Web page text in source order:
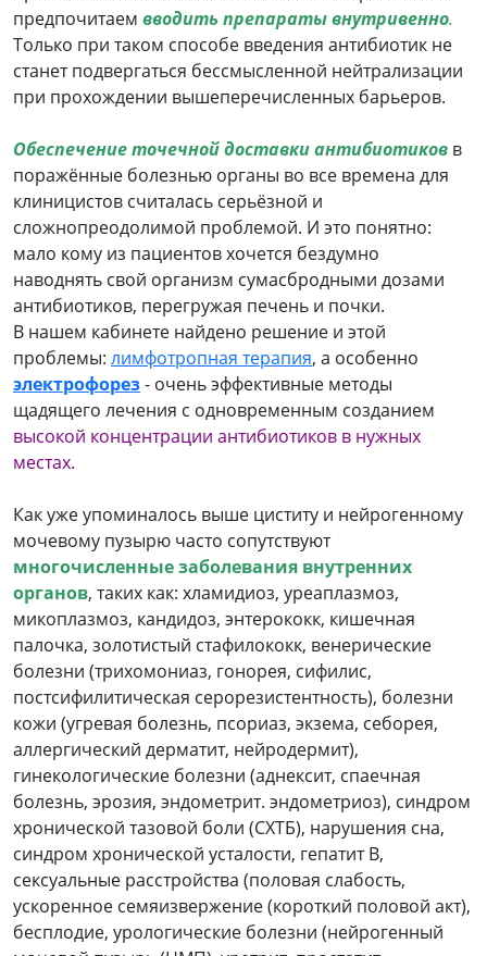
предпочитаем вводить препараты внутривенно.
Только при таком способе введения антибиотик не
станет подвергаться бессмысленной нейтрализации
при прохождении вышеперечисленных барьеров.
Обеспечение точечной доставки антибиотиков в
поражённые болезнью органы во все времена для
клиницистов считалась серьёзной и
сложнопреодолимой проблемой. И это понятно:
мало кому из пациентов хочется бездумно
наводнять свой организм сумасбродными дозами
антибиотиков, перегружая печень и почки.
В нашем кабинете найдено решение и этой
проблемы: лимфотропная терапия, а особенно
электрофорез- очень эффективные методы
щадящего лечения с одновременным созданием
высокой концентрации антибиотиков в нужных
местах.
Как уже упоминалось выше циститу и нейрогенному
мочевому пузырю часто сопутствуют
многочисленные заболевания внутренних
органов, таких как: хламидиоз, уреаплазмоз,
микоплазмоз, кандидоз, энтерококк, кишечная
палочка, золотистый стафилококк, венерические
болезни (трихомониаз, гонорея, сифилис,
постсифилитическая серорезистентность), болезни
кожи (угревая болезнь, псориаз, экзема, себорея,
аллергический дерматит, нейродермит),
гинекологические болезни (аднексит, спаечная
болезнь, эрозия, эндометрит. эндометриоз), синдром
хронической тазовой боли (СХТБ), нарушения сна,
синдром хронической усталости, гепатит В,
сексуальные расстройства (половая слабость,
ускоренное семяизвержение (короткий половой акт),
бесплодие, урологические болезни (нейрогенный